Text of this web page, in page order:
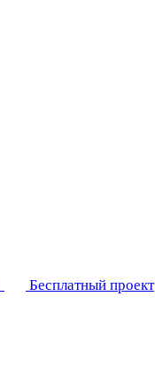
Бесплатный проект